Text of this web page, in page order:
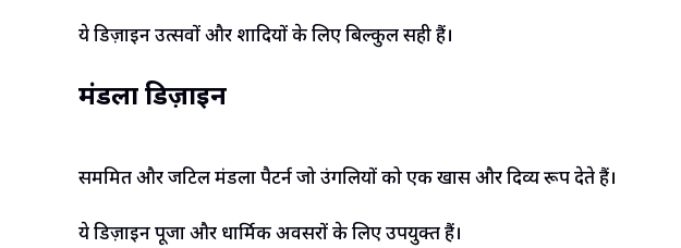
ये डिज़ाइन उत्सवों और शादियों के लिए बिल्कुल सही हैं।
मंडला डिज़ाइन
सममित और जटिल मंडला पैटर्न जो उंगलियों को एक खास और दिव्य रूप देते हैं।
ये डिज़ाइन पूजा और धार्मिक अवसरों के लिए उपयुक्त हैं।